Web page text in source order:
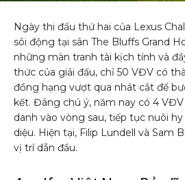
Ngày thi đấu thứ hai của Lexus
sôi động tại sân The Bluffs Grand
những màn tranh tài kịch tính và
thức của giải đấu, chỉ 50 VĐV có
đồng hạng vượt qua nhát cắt để
kết. Đáng chú ý, năm nay có 4
danh vào vòng sau, tiếp tục nuôi
diệu. Hiện tại, Filip Lundell và Sam
vị trí dẫn đầu.